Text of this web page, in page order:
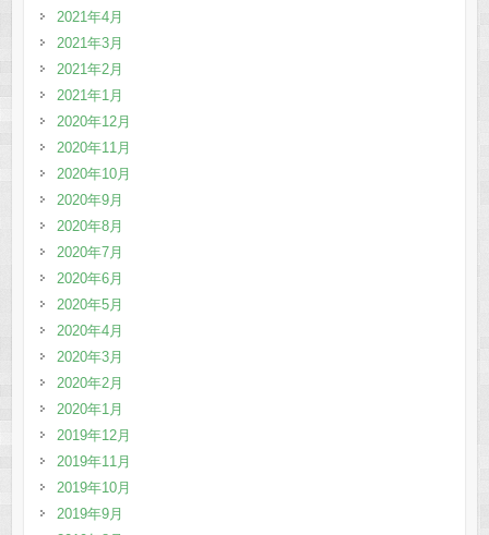
2021年4月
2021年3月
2021年2月
2021年1月
2020年12月
2020年11月
2020年10月
2020年9月
2020年8月
2020年7月
2020年6月
2020年5月
2020年4月
2020年3月
2020年2月
2020年1月
2019年12月
2019年11月
2019年10月
2019年9月